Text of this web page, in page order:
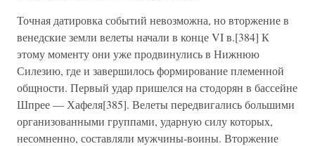
Точная датировка событий невозможна, но вторжение в
венедские земли велеты начали в конце VI в.[384] К
этому моменту они уже продвинулись в Нижнюю
Силезию, где и завершилось формирование племенной
общности. Первый удар пришелся на стодорян в бассейне
Шпрее — Хафеля[385]. Велеты передвигались большими
организованными группами, ударную силу которых,
несомненно, составляли мужчины-воины. Вторжение